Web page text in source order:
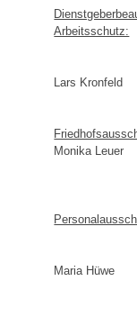
Arbeitsschutz:
Lars Kronfeld
Monika Leuer
Maria Hüwe